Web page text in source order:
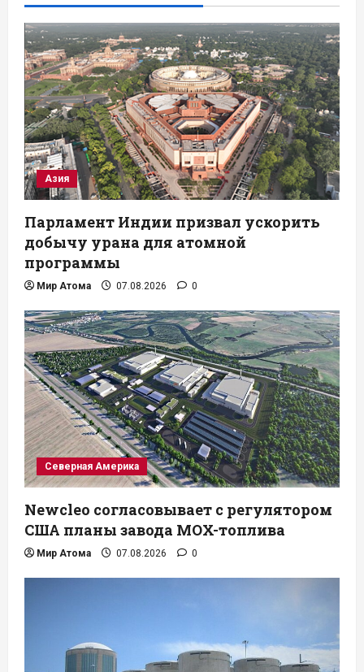
Азия
Парламент Индии призвал ускорить
добычу урана для атомной
программы
Мир Атома 07.08.2026 0
Северная Америка
Newcleo согласовывает с регулятором
США планы завода MOX-топлива
Мир Атома 07.08.2026 0